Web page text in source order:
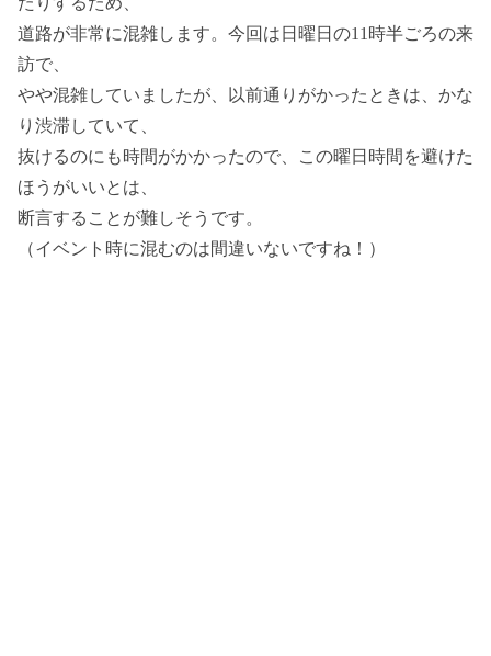
道路が非常に混雑します。今回は日曜日の11時半ごろの来
訪で、
やや混雑していましたが、以前通りがかったときは、かな
り渋滞していて、
抜けるのにも時間がかかったので、この曜日時間を避けた
ほうがいいとは、
断言することが難しそうです。
（イベント時に混むのは間違いないですね！）